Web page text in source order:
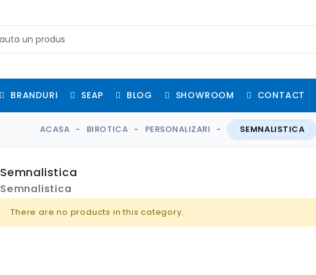
BRANDURI SEAP BLOG SHOWROOM CONTACT
ACASA BIROTICA PERSONALIZARI SEMNALISTICA
Semnalistica
Semnalistica
There are no products in this category.